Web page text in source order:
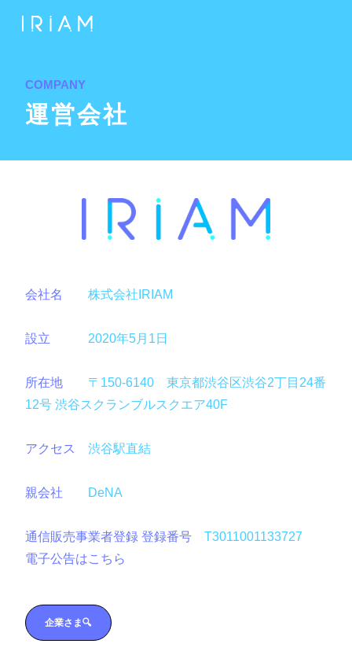
COMPANY
運営会社
会社名 株式会社IRIAM
設立 2020年5月1日
所在地 〒150-6140 東京都渋谷区渋谷2丁目24番
12号 渋谷スクランブルスクエア40F
アクセス 渋谷駅直結
親会社 DeNA
通信販売事業者登録 登録番号 T3011001133727
電子公告はこちら
企業さま🔍